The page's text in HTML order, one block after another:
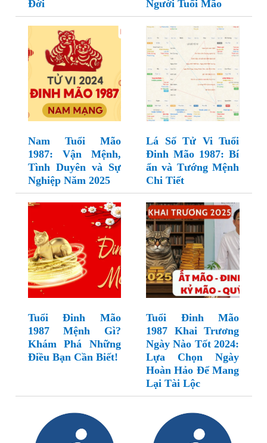
Đời
Người Tuổi Mão
Nam Tuổi Mão
1987: Vận Mệnh,
Tình Duyên và Sự
Nghiệp Năm 2025
Lá Số Tử Vi Tuổi
Đinh Mão 1987: Bí
ẩn và Tướng Mệnh
Chi Tiết
Tuổi Đinh Mão
1987 Mệnh Gì?
Khám Phá Những
Điều Bạn Cần Biết!
Tuổi Đinh Mão
1987 Khai Trương
Ngày Nào Tốt 2024:
Lựa Chọn Ngày
Hoàn Hảo Để Mang
Lại Tài Lộc